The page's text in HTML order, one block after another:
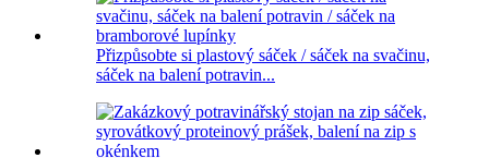
Přizpůsobte si plastový sáček / sáček na svačinu,
sáček na balení potravin...